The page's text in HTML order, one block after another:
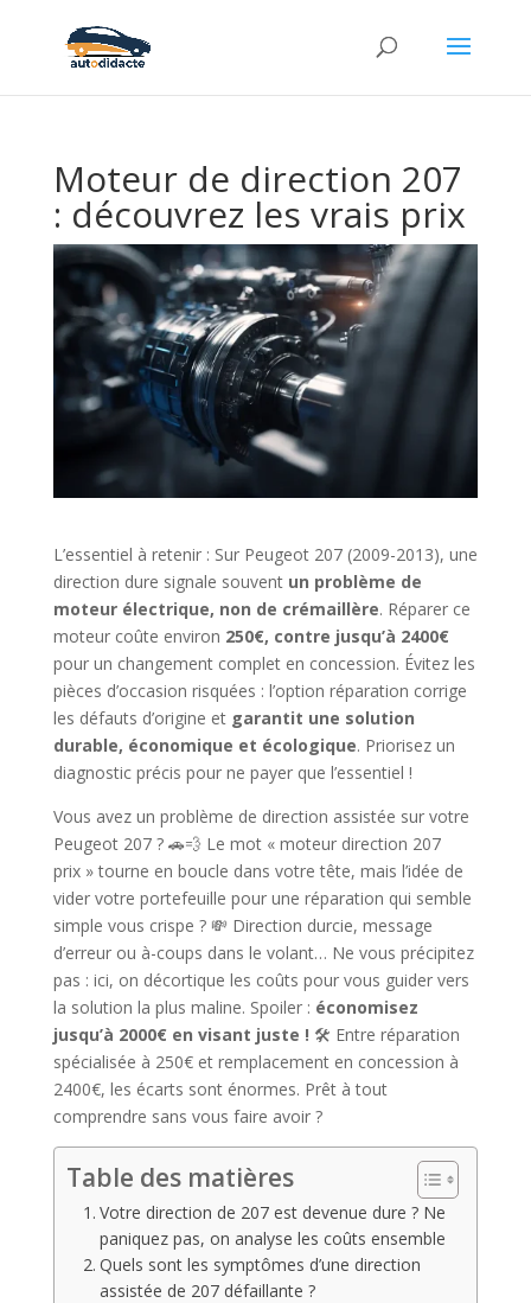
Moteur de direction 207
: découvrez les vrais prix
L’essentiel à retenir : Sur Peugeot 207 (2009-2013), une
direction dure signale souvent un problème de
moteur électrique, non de crémaillère. Réparer ce
moteur coûte environ 250€, contre jusqu’à 2400€
pour un changement complet en concession. Évitez les
pièces d’occasion risquées : l’option réparation corrige
les défauts d’origine et garantit une solution
durable, économique et écologique. Priorisez un
diagnostic précis pour ne payer que l’essentiel !
Vous avez un problème de direction assistée sur votre
Peugeot 207 ? 🚗💨 Le mot « moteur direction 207
prix » tourne en boucle dans votre tête, mais l’idée de
vider votre portefeuille pour une réparation qui semble
simple vous crispe ? 💸 Direction durcie, message
d’erreur ou à-coups dans le volant… Ne vous précipitez
pas : ici, on décortique les coûts pour vous guider vers
la solution la plus maline. Spoiler : économisez
jusqu’à 2000€ en visant juste ! 🛠️ Entre réparation
spécialisée à 250€ et remplacement en concession à
2400€, les écarts sont énormes. Prêt à tout
comprendre sans vous faire avoir ?
Table des matières
Votre direction de 207 est devenue dure ? Ne
paniquez pas, on analyse les coûts ensemble
Quels sont les symptômes d’une direction
assistée de 207 défaillante ?